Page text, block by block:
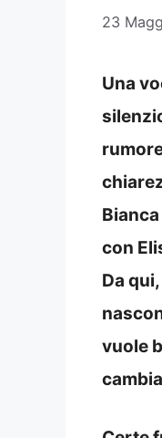
23
Una
con
Da
vuole